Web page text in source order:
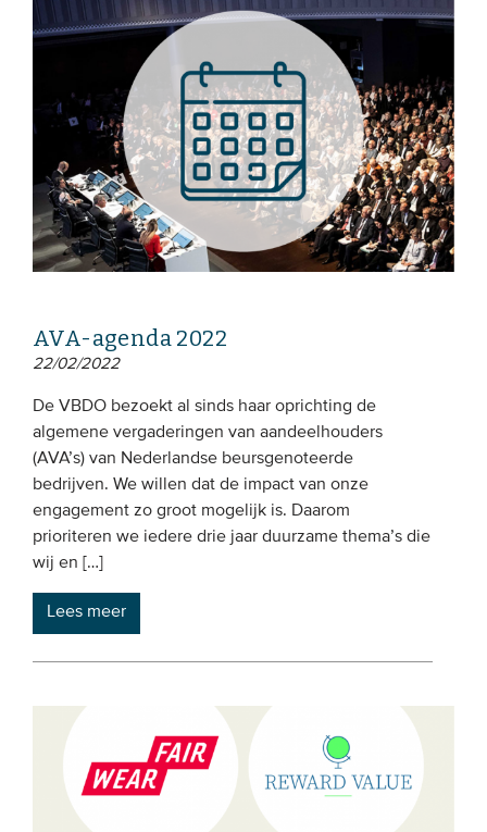
AVA-agenda 2022
22/02/2022
De VBDO bezoekt al sinds haar oprichting de
algemene vergaderingen van aandeelhouders
(AVA’s) van Nederlandse beursgenoteerde
bedrijven. We willen dat de impact van onze
engagement zo groot mogelijk is. Daarom
prioriteren we iedere drie jaar duurzame thema’s die
wij en […]
Lees meer